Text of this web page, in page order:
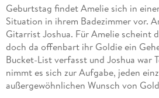
Geburtstag findet Amelie sich in
Situation in ihrem Badezimmer vor.
Gitarrist Joshua. Für Amelie scheint
doch da offenbart ihr Goldie ein
Bucket-List verfasst und Joshua war
nimmt es sich zur Aufgabe, jeden
außergewöhnlichen Wunsch von